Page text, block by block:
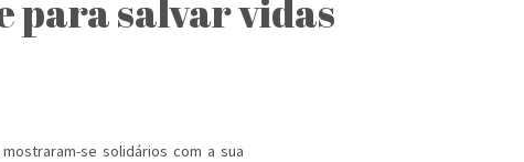
para salvar vidas
se solidários com a sua